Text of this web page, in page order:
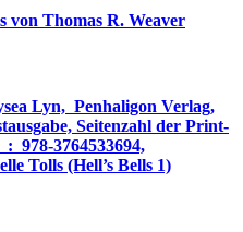
von Thomas R. Weaver
Lyn, ‎ Penhaligon Verlag,
Seitenzahl der Print-
Belle Tolls (Hell’s Bells 1)